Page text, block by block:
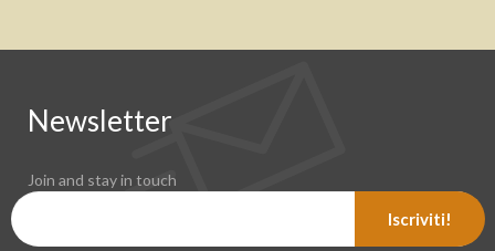
Newsletter
Join and stay in touch
Iscriviti!